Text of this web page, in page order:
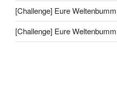
[Challenge] Eure
[Challenge] Eure